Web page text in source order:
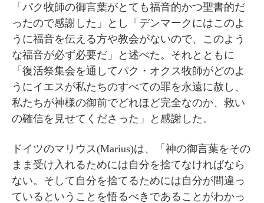
「パク牧師の御言葉がとても福音的かつ聖書的だ
ったので感謝した」とし「デンマークにはこのよ
うに福音を伝える方や教会がないので、このよう
な福音が必ず必要だ」と述べた。それとともに
「復活祭集会を通してパク・オクス牧師がどのよ
うにイエスが私たちのすべての罪を永遠に赦し、
私たちが神様の御前でどれほど完全なのか、救い
の確信を見せてくださった」と感謝した。
ドイツのマリウス(Marius)は、「神の御言葉をその
まま受け入れるためには自分を捨てなければなら
ない。そして自分を捨てるためには自分が間違っ
ているということを悟るべきであることがわかっ